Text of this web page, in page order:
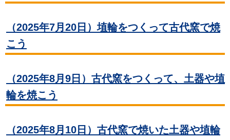
（2025年7月20日）埴輪をつくって古代窯で焼
こう
（2025年8月9日）古代窯をつくって、土器や埴
輪を焼こう
（2025年8月10日）古代窯で焼いた土器や埴輪